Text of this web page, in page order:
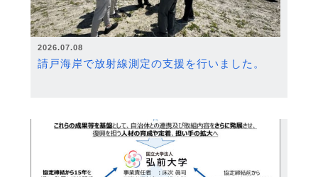
2026.07.08
請戸海岸で放射線測定の支援を行いました。